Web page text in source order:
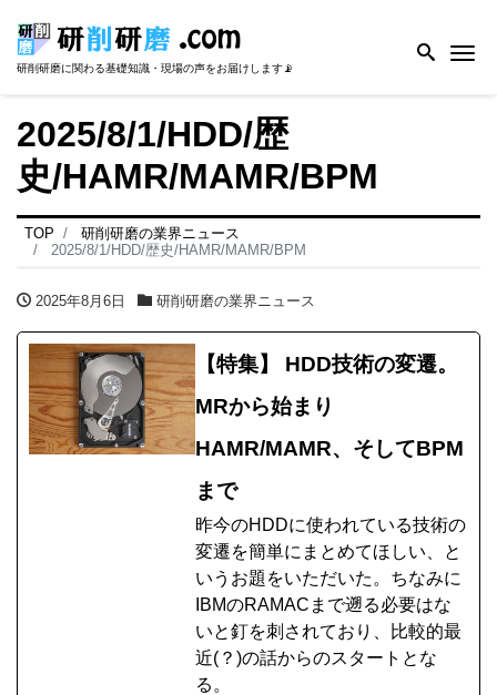
研削研磨に関わる基礎知識・現場の声をお届けします📡
2025/8/1/HDD/歴
史/HAMR/MAMR/BPM
TOP
研削研磨の業界ニュース
2025/8/1/HDD/歴史/HAMR/MAMR/BPM
2025年8月6日 研削研磨の業界ニュース
【特集】 HDD技術の変遷。
MRから始まり
HAMR/MAMR、そしてBPM
まで
昨今のHDDに使われている技術の
変遷を簡単にまとめてほしい、と
いうお題をいただいた。ちなみに
IBMのRAMACまで遡る必要はな
いと釘を刺されており、比較的最
近(？)の話からのスタートとな
る。